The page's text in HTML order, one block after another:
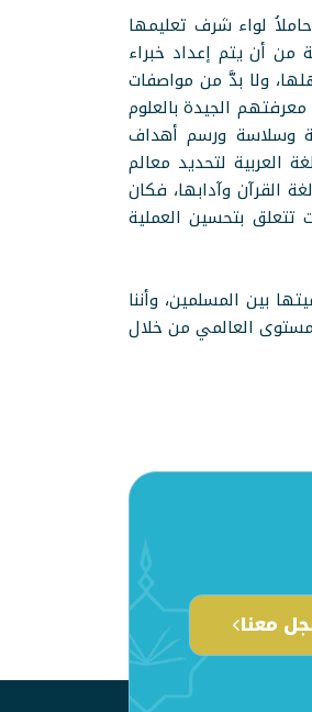
لواء شرف تعليمها
من أن يتم إعداد خبراء
ولا بدَّ من مواصفات
الجيدة بالعلوم
وسلاسة ورسم أهداف
لتحديد معالم
القرآن وآدابها، فكان
تتعلق بتحسين العملية
بين المسلمين، وأننا
العالمي من خلال
معنا